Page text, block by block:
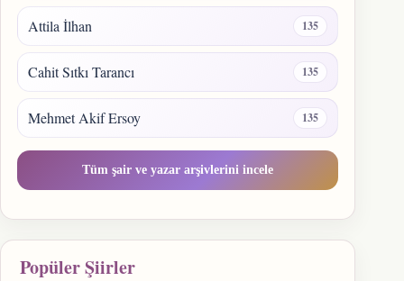
Attila İlhan 135
Cahit Sıtkı Tarancı 135
Mehmet Akif Ersoy 135
Tüm şair ve yazar arşivlerini incele
Popüler Şiirler